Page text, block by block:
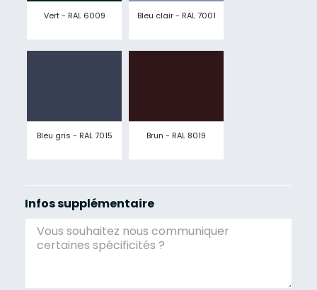
Vert - RAL 6009 Bleu clair - RAL 7001
Bleu gris - RAL 7015 Brun - RAL 8019
Infos supplémentaire